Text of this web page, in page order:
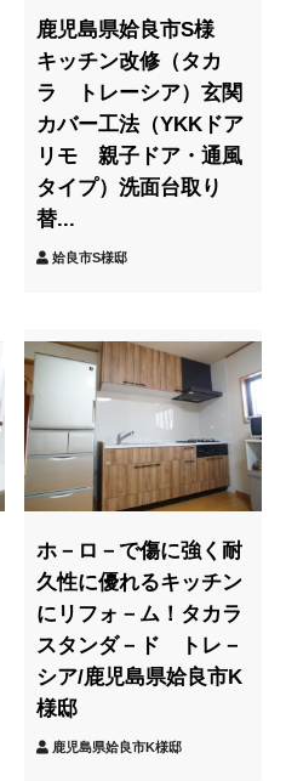
鹿児島県姶良市S様
キッチン改修（タカ
ラ トレーシア）玄関
カバー工法（YKKドア
リモ 親子ドア・通風
タイプ）洗面台取り
替...
姶良市S様邸
ホ－ロ－で傷に強く耐
久性に優れるキッチン
にリフォ－ム！タカラ
スタンダ－ド トレ－
シア/鹿児島県姶良市K
様邸
鹿児島県姶良市K様邸